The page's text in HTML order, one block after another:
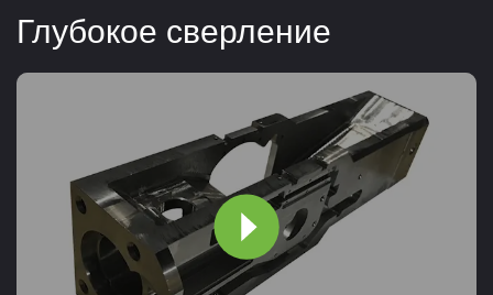
Глубокое сверление